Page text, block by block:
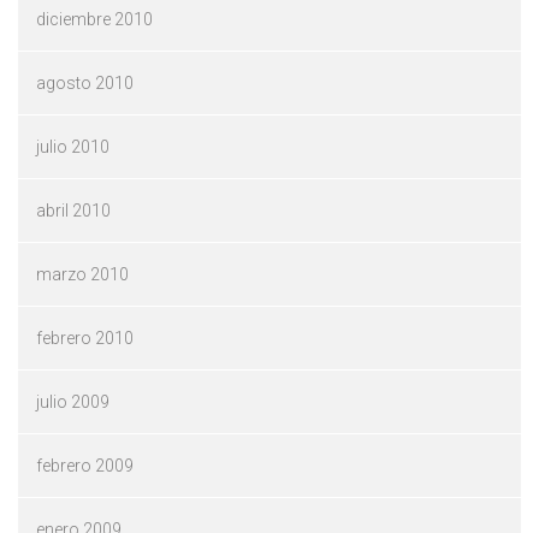
diciembre 2010
agosto 2010
julio 2010
abril 2010
marzo 2010
febrero 2010
julio 2009
febrero 2009